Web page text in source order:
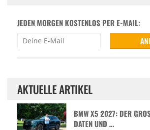
JEDEN MORGEN KOSTENLOS PER E-MAIL:
AKTUELLE ARTIKEL
BMW X5 2027: DER
ATEN UND …